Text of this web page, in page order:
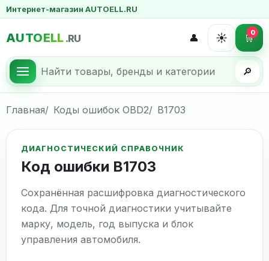
Интернет-магазин AUTOELL.RU
AUTOELL .RU
🔎
👤 ☀️ 🛒0
Главная Коды ошибок OBD2 B1703
ДИАГНОСТИЧЕСКИЙ СПРАВОЧНИК
Код ошибки B1703
Сохранённая расшифровка диагностического
кода. Для точной диагностики учитывайте
марку, модель, год выпуска и блок
управления автомобиля.